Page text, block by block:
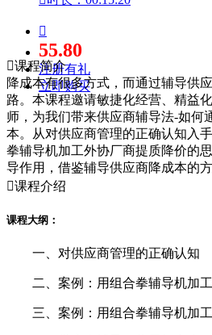

55.80
注册有礼
立即购买
课程简介
降成本有很多方式，而通过辅导供
路。本课程邀请敏捷化经营、精益
师，为我们带来供应商辅导法-如何
本。从对供应商管理的正确认知入
拳辅导机加工外协厂商提质降价的
导作用，借鉴辅导供应商降成本的方
课程介绍
课程大纲：
一、对供应商管理的正确认知
二、案例：用组合拳辅导机加工
三、案例：用组合拳辅导机加工